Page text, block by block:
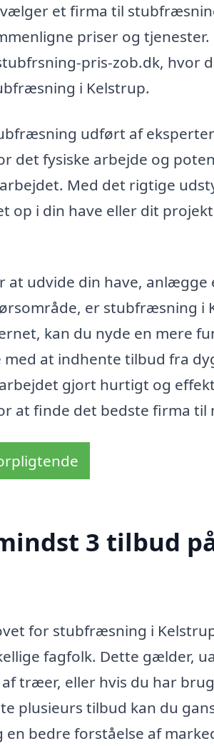
et firma til
priser og
pris-zob.dk, hvor
i Kelstrup.
udført af
det fysiske arbejde og
Med det rigtige
op i din have eller dit
at udvide din have,
er stubfræsning i
kan du nyde en mere
med at indhente tilbud fra
gjort hurtigt og
at finde det bedste firma til
3 tilbud
for stubfræsning i
fagfolk. Dette gælder,
træer, eller hvis du har
plusieurs tilbud kan du
bedre forståelse af